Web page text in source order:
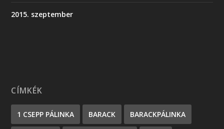
2015. szeptember
CÍMKÉK
1 CSEPP PÁLINKA BARACK BARACKPÁLINKA